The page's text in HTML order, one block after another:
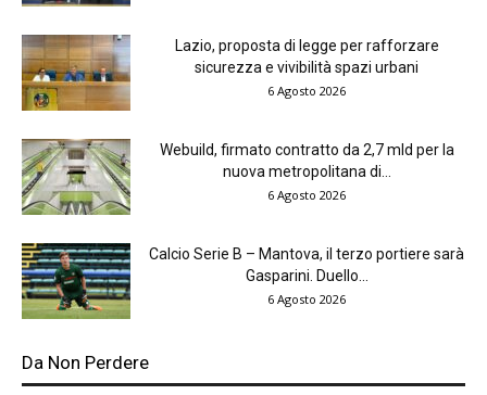
Lazio, proposta di legge per rafforzare
sicurezza e vivibilità spazi urbani
6 Agosto 2026
Webuild, firmato contratto da 2,7 mld per la
nuova metropolitana di...
6 Agosto 2026
Calcio Serie B – Mantova, il terzo portiere sarà
Gasparini. Duello...
6 Agosto 2026
Da Non Perdere